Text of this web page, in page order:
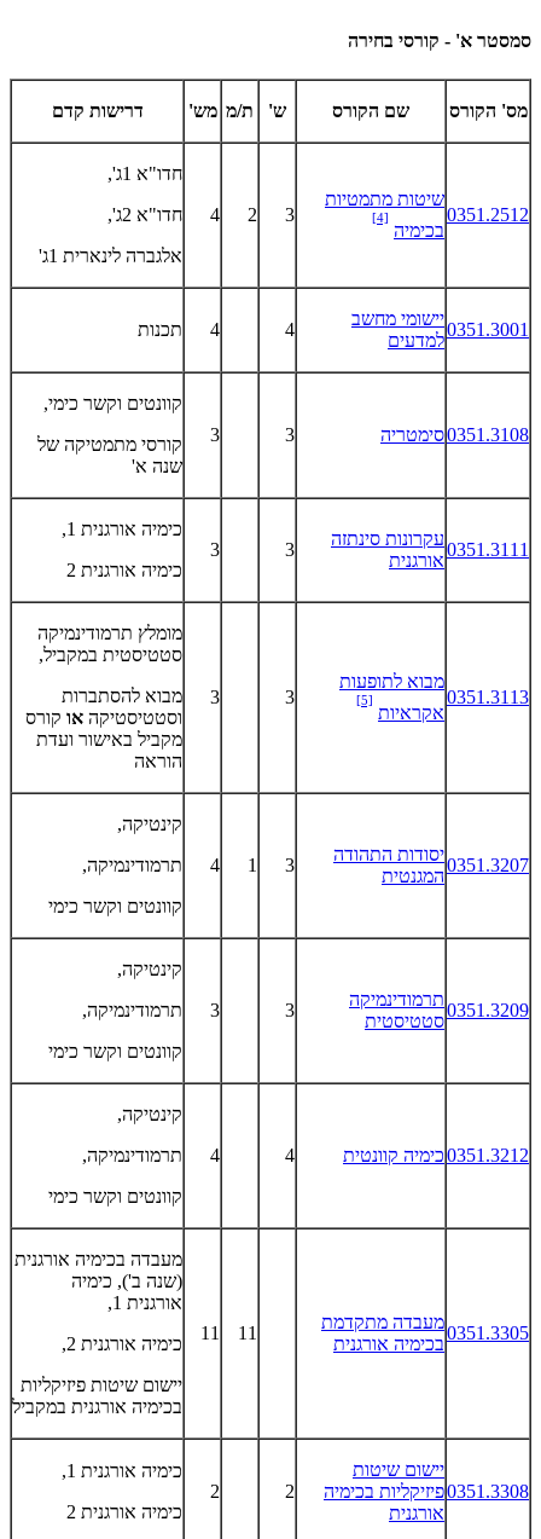
סמסטר א' - קורסי בחירה
מס' הקורס שם הקורס ש' ת/מ מש' דרישות קדם
0351.2512
שיטות מתמטיות
בכימיה
[4]
3
2
4
חדו"א 1ג',
חדו"א 2ג',
אלגברה לינארית 1ג'
0351.3001
יישומי מחשב
למדעים
4
4 תכנות
0351.3108סימטריה 3
3
קוונטים וקשר כימי,
קורסי מתמטיקה של
שנה א'
0351.3111
עקרונות סינתזה
אורגנית
3
3
כימיה אורגנית 1,
כימיה אורגנית 2
0351.3113
מבוא לתופעות
אקראיות
[5]
3
3
מומלץ תרמודינמיקה
סטטיסטית במקביל,
מבוא להסתברות
וסטטיסטיקה או קורס
מקביל באישור ועדת
הוראה
0351.3207
יסודות התהודה
המגנטית
3
1
4
קינטיקה,
תרמודינמיקה,
קוונטים וקשר כימי
0351.3209
תרמודינמיקה
סטטיסטית
3
3
קינטיקה,
תרמודינמיקה,
קוונטים וקשר כימי
0351.3212כימיה קוונטית 4
4
קינטיקה,
תרמודינמיקה,
קוונטים וקשר כימי
0351.3305
מעבדה מתקדמת
בכימיה אורגנית
11
11
מעבדה בכימיה אורגנית
(שנה ב'), כימיה
אורגנית 1,
כימיה אורגנית 2,
יישום שיטות פיזיקליות
בכימיה אורגנית במקביל
0351.3308
יישום שיטות
פיזיקליות בכימיה
אורגנית
2
2
כימיה אורגנית 1,
כימיה אורגנית 2